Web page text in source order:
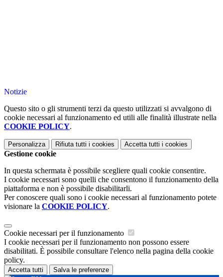
Notizie
Questo sito o gli strumenti terzi da questo utilizzati si avvalgono di
cookie necessari al funzionamento ed utili alle finalità illustrate nella
COOKIE POLICY.
Personalizza Rifiuta tutti i cookies Accetta tutti i cookies
Gestione cookie
In questa schermata è possibile scegliere quali cookie consentire.
I cookie necessari sono quelli che consentono il funzionamento della
piattaforma e non è possibile disabilitarli.
Per conoscere quali sono i cookie necessari al funzionamento potete
visionare la COOKIE POLICY.
Cookie necessari per il funzionamento
I cookie necessari per il funzionamento non possono essere
disabilitati. È possibile consultare l'elenco nella pagina della cookie
policy.
Accetta tutti Salva le preferenze